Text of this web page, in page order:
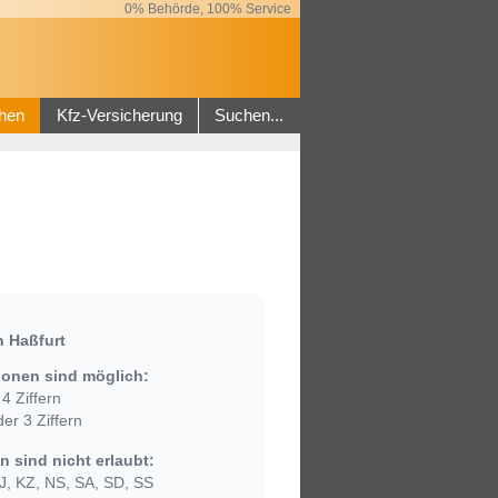
0% Behörde, 100% Service
Kfz-Versicherung Suchen...
Haßfurt
sind möglich:
Ziffern
3 Ziffern
sind nicht erlaubt:
KZ, NS, SA, SD, SS